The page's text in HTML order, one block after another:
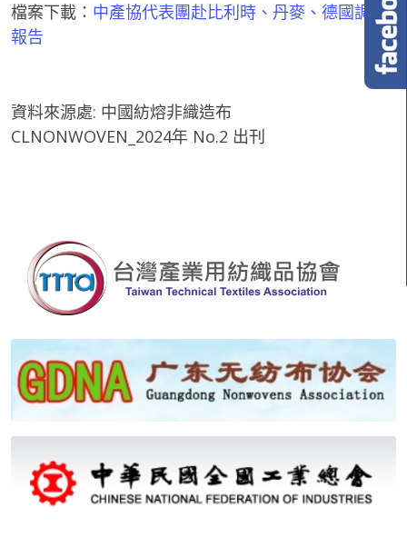
檔案下載： 中產協代表團赴比利時、丹麥、德國調研
報告
資料來源處: 中國紡熔非織造布
CLNONWOVEN_2024年 No.2 出刊